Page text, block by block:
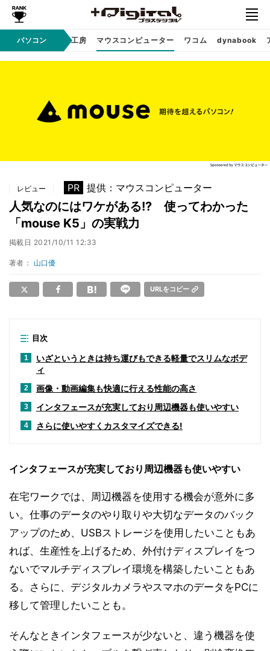
パソコンパソコン工房 マウスコンピューター ワコム dynabook
レビュー PR 提供：マウスコンピューター
人気なのにはワケがある!? 使ってわかった
「mouse K5」の実戦力
掲載日 2021/10/11 12:33
著者： 山口優
URLをコピー
目次
1
いざというときは持ち運びもできる軽量でスリムなボデ
ィ
2 画像・動画編集も快適に行える性能の高さ
3 インタフェースが充実しており周辺機器も使いやすい
4 さらに使いやすくカスタマイズできる!
インタフェースが充実しており周辺機器も使いやすい
在宅ワークでは、周辺機器を使用する機会が意外に多
い。仕事のデータのやり取りや大切なデータのバック
アップのため、USBストレージを使用したいこともあ
れば、生産性を上げるため、外付けディスプレイをつ
ないでマルチディスプレイ環境を構築したいこともあ
る。さらに、デジタルカメラやスマホのデータをPCに
移して管理したいことも。
そんなときインタフェースが少ないと、違う機器を使